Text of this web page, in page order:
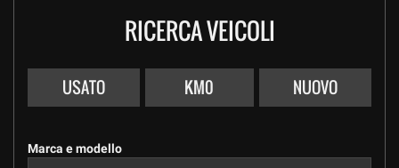
RICERCA VEICOLI
USATO KM0 NUOVO
Marca e modello